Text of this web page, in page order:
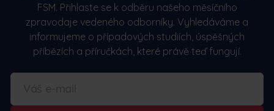
FSM. Přihlaste se k odběru našeho měsíčního
zpravodaje vedeného odborníky. Vyhledáváme a
informujeme o případových studiích, úspěšných
příbězích a příručkách, které právě teď fungují.